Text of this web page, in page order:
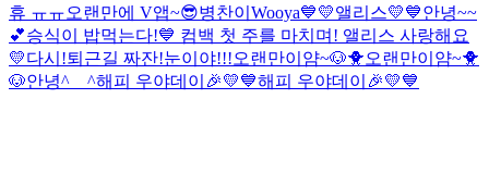
휴 ㅠㅠ오랜만에 V앱~😎병찬이 Wooya💙💛앨리스💛💙안녕~~
💕승식이 밥먹는다!💙 컴백 첫 주를 마치며! 앨리스 사랑해요
💛다시!퇴근길 짜잔!눈이야!!!오랜만이얌~🐶🐥오랜만이얌~🐥
🐶안녕^__^해피 우야데이🎉💛💙해피 우야데이🎉💛💙